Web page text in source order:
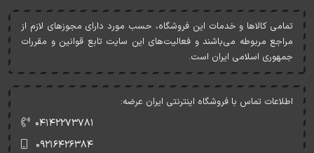
تمامی کالاها و خدمات اين فروشگاه، حسب مورد دارای مجوزهای لازم از
مراجع مربوطه می‌باشند و فعاليت‌های اين سايت تابع قوانين و مقررات
جمهوری اسلامی ايران است.
اطلاعات تماس با فروشگاه اینترنتی ایران عرضه:
۰۴۱۴۲۲۷۳۷۸۱
۰۹۲۱۶۴۲۶۳۸۴